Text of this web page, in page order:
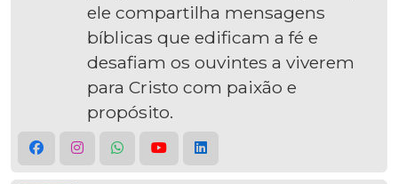
ele compartilha mensagens
bíblicas que edificam a fé e
desafiam os ouvintes a viverem
para Cristo com paixão e
propósito.